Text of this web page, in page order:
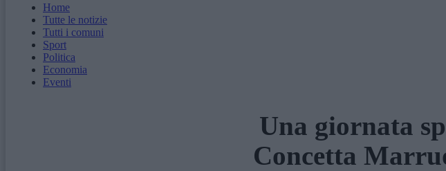
Home
Tutte le notizie
Tutti i comuni
Sport
Politica
Economia
Eventi
Una giornata
Concetta